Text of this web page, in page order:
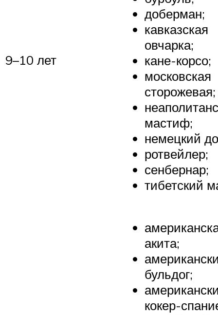
9–10 лет
доберман;
кавказская
овчарка;
кане-корсо;
московская
сторожевая;
мастиф;
немецкий
ротвейлер;
сенбернар;
тибетский
акита;
бульдог;
кокер-